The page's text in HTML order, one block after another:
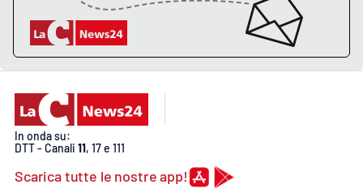
In onda su:
DTT - Canali 11, 17 e 111
Scarica tutte le nostre app!